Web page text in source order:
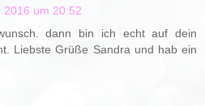
2016 um 20:52
dann bin ich echt auf dein
Liebste Grüße Sandra und hab ein